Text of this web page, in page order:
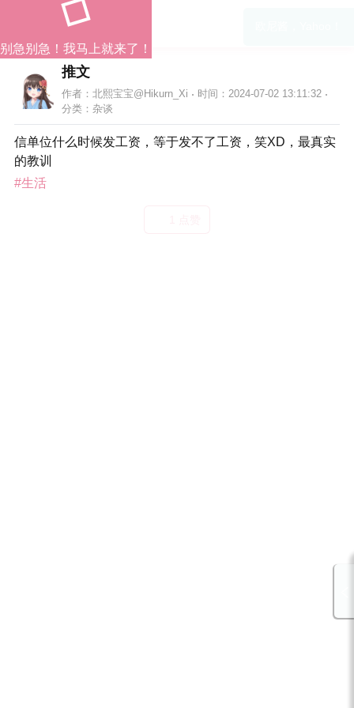
别急别急！我马上就来了！
推文
作者：北熙宝宝@Hikurn_Xi
时间：2024-07-02 13:11:32
分类： 杂谈
信单位什么时候发工资，等于发不了工资，笑XD，最真实
的教训
#生活